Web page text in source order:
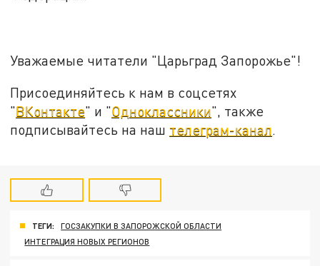
Уважаемые читатели "Царьград Запорожье"!
Присоединяйтесь к нам в соцсетях
"ВКонтакте" и "Одноклассники", также
подписывайтесь на наш телеграм-канал.
ТЕГИ:
ГОСЗАКУПКИ В ЗАПОРОЖСКОЙ ОБЛАСТИ
ИНТЕГРАЦИЯ НОВЫХ РЕГИОНОВ